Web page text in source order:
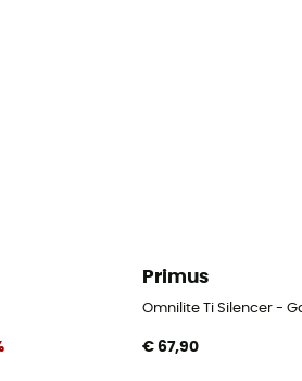
Primus
Omnilite Ti Silencer -
€ 67,90